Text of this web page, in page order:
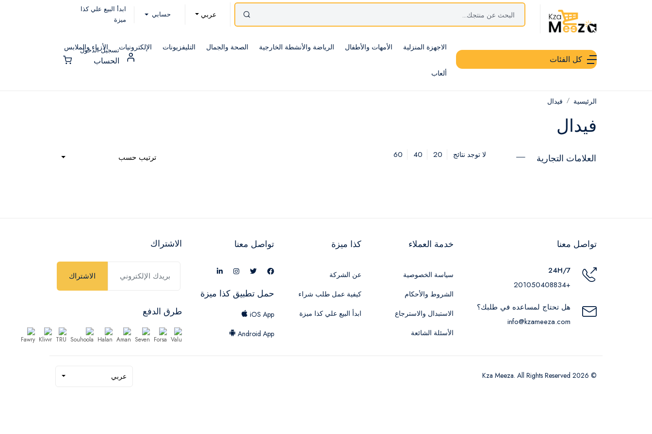
عربي حسابي
ابدأ البيع علي كذا
ميزة
كل الفئات
الاجهزة المنزلية الأمهات والأطفال الرياضة والأنشطة الخارجية الصحة والجمال التليفزيونات الإلكترونيات الأزياء والملابس
ألعاب
تسجيل الدخول
الحساب
الرئيسية فيدال
فيدال
العلامات التجارية لا توجد نتائج 20
40
60 ترتيب حسب
تواصل معنا
24H/7
+201050408834
هل تحتاج لمساعده في طلبك؟
info@kzameeza.com
خدمة العملاء
سياسة الخصوصية
الشروط والأحكام
الاستبدال والاسترجاع
الأسئلة الشائعة
كذا ميزة
عن الشركة
كيفية عمل طلب شراء
ابدأ البيع علي كذا ميزة
تواصل معنا
حمل تطبيق كذا ميزة
iOS App
Android App
الاشتراك
الاشتراك
طرق الدفع
© 2026 Kza Meeza. All Rights Reserved عربي